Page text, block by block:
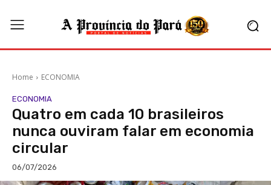
Home ECONOMIA
ECONOMIA
Quatro em cada 10 brasileiros
nunca ouviram falar em economia
circular
06/07/2026